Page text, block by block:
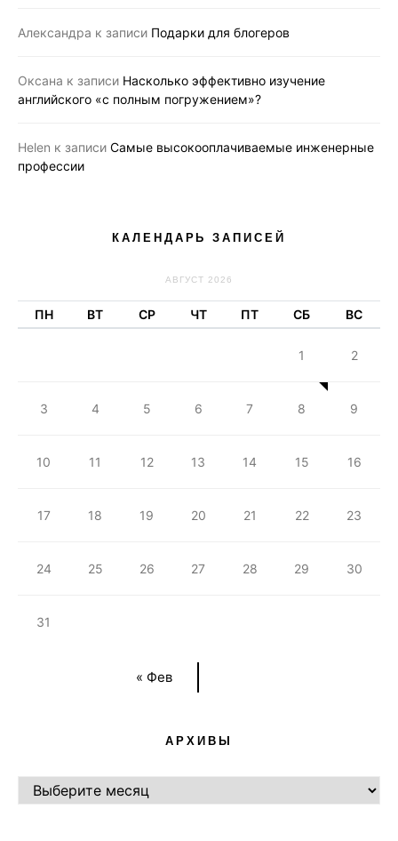
Александра к записи Подарки для блогеров
Оксана к записи Насколько эффективно изучение
английского «с полным погружением»?
Helen к записи Самые высокооплачиваемые инженерные
профессии
КАЛЕНДАРЬ ЗАПИСЕЙ
АВГУСТ 2026
ПН ВТ СР ЧТ ПТ СБ ВС
« Фев
1 2
3 4 5 6 7 8 9
10 11 12 13 14 15 16
17 18 19 20 21 22 23
24 25 26 27 28 29 30
31
АРХИВЫ